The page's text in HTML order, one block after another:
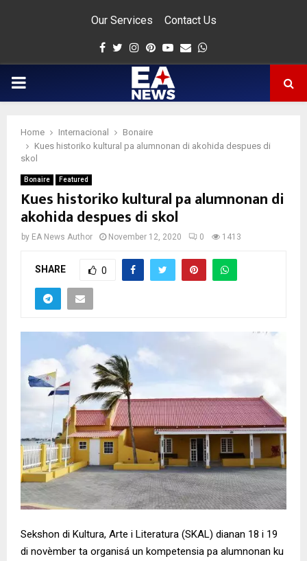
Our Services Contact Us
Facebook
Twitter
Instagram
Pinterest
Youtube
Email
PRIMARY
Home Internacional
Bonaire
Kues historiko kultural pa alumnonan di akohida despues di
skol
Bonaire Featured
Kues historiko kultural pa alumnonan di
akohida despues di skol
by EA News Author November 12, 2020 0 1413
SHARE 0
Sekshon di Kultura, Arte i Literatura (SKAL) dianan 18 i 19
di novèmber ta organisá un kompetensia pa alumnonan ku